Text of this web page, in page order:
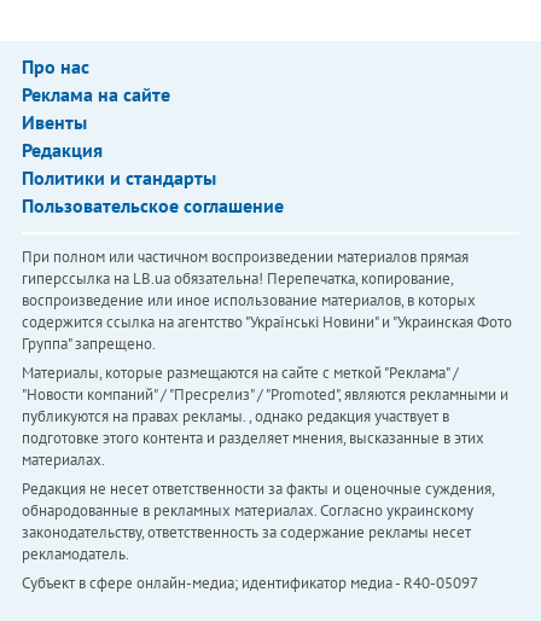
Про нас
Реклама на сайте
Ивенты
Редакция
Политики и стандарты
Пользовательское соглашение
При полном или частичном воспроизведении материалов прямая
гиперссылка на LB.ua обязательна! Перепечатка, копирование,
воспроизведение или иное использование материалов, в которых
содержится ссылка на агентство "Українськi Новини" и "Украинская Фото
Группа" запрещено.
Материалы, которые размещаются на сайте с меткой "Реклама" /
"Новости компаний" / "Пресрелиз" / "Promoted", являются рекламными и
публикуются на правах рекламы. , однако редакция участвует в
подготовке этого контента и разделяет мнения, высказанные в этих
материалах.
Редакция не несет ответственности за факты и оценочные суждения,
обнародованные в рекламных материалах. Согласно украинскому
законодательству, ответственность за содержание рекламы несет
рекламодатель.
Субъект в сфере онлайн-медиа; идентификатор медиа - R40-05097